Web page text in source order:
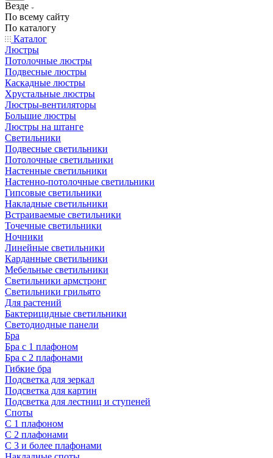
Везде
По всему сайту
По каталогу
Каталог
Люстры
Потолочные люстры
Подвесные люстры
Каскадные люстры
Хрустальные люстры
Люстры-вентиляторы
Большие люстры
Люстры на штанге
Светильники
Подвесные светильники
Потолочные светильники
Настенные светильники
Настенно-потолочные светильники
Гипсовые светильники
Накладные светильники
Встраиваемые светильники
Точечные светильники
Ночники
Линейные светильники
Карданные светильники
Мебельные светильники
Светильники армстронг
Светильники грильято
Для растений
Бактерицидные светильники
Светодиодные панели
Бра
Бра с 1 плафоном
Бра с 2 плафонами
Гибкие бра
Подсветка для зеркал
Подсветка для картин
Подсветка для лестниц и ступеней
Споты
С 1 плафоном
С 2 плафонами
С 3 и более плафонами